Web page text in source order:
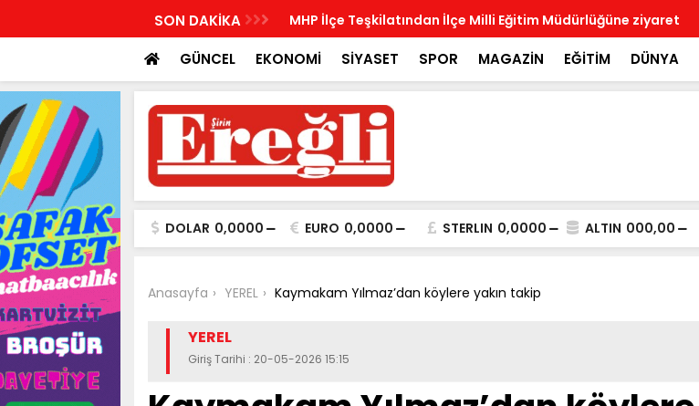
SON DAKİKA
Kurucu Başkanlarını açıkladı MHP İlçe Teşkilatından İlçe Milli Eğitim Müdürlüğüne ziyaret
GÜNCEL EKONOMİ SİYASET SPOR MAGAZİN EĞİTİM DÜNYA
DOLAR 0,0000 EURO 0,0000 STERLIN 0,0000 ALTIN 000,00
Anasayfa YEREL Kaymakam Yılmaz’dan köylere yakın takip
YEREL
Giriş Tarihi : 20-05-2026 15:15